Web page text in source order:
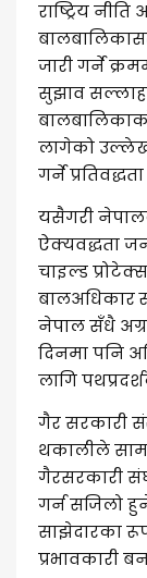
राष्ट्रिय
जारी गर्ने
सुझाव
लागेको
गर्ने
यसैगरी
ऐक्यवद्धता
चाइल्ड
बालअधिकार
नेपाल सँधै
दिनमा पनि
लागि
गैर सरकारी
थकालीले
गैरसरकारी
गर्न सजिलो
साझेदारका
प्रभावकारी